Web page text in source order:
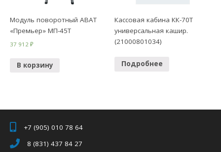
Модуль поворотный ABAT
«Премьер» МП-45Т
37 912₽
В корзину
Кассовая кабина КК-70Т
универсальная кашир.
(21000801034)
Подробнее
+7 (905) 010 78 64
8 (831) 437 84 27